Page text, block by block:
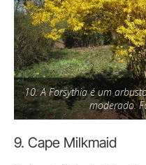
10. A Forsythia é um
moderado.
9. Cape Milkmaid